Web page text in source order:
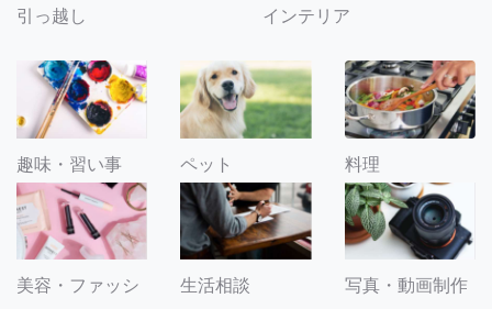
引っ越し インテリア
趣味・習い事 ペット 料理
美容・ファッシ
生活相談 写真・動画制作